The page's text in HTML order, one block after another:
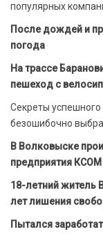
популярных
После дождей и
погода
На трассе
пешеход с
Секреты успешного
безошибочно
В Волковыске
предприятия КСОМ
18-летний житель
лет лишения
Пытался